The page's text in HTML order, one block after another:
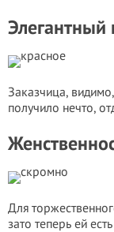
Элегантный
Заказчица,
получило нечто,
Для
зато теперь ей